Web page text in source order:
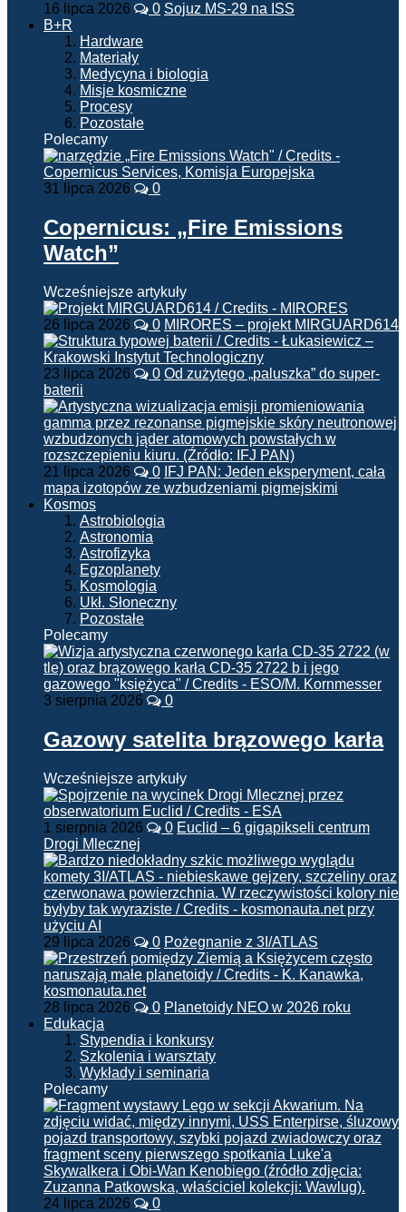
16 lipca 2026 0 Sojuz MS-29 na ISS
B+R
Hardware
Materiały
Medycyna i biologia
Misje kosmiczne
Procesy
Pozostałe
Polecamy
31 lipca 2026 0
Copernicus: „Fire Emissions
Watch”
Wcześniejsze artykuły
26 lipca 2026 0 MIRORES – projekt MIRGUARD614
23 lipca 2026 0 Od zużytego „paluszka” do super-
baterii
21 lipca 2026 0 IFJ PAN: Jeden eksperyment, cała
mapa izotopów ze wzbudzeniami pigmejskimi
Kosmos
Astrobiologia
Astronomia
Astrofizyka
Egzoplanety
Kosmologia
Ukł. Słoneczny
Pozostałe
Polecamy
3 sierpnia 2026 0
Gazowy satelita brązowego karła
Wcześniejsze artykuły
1 sierpnia 2026 0 Euclid – 6 gigapikseli centrum
Drogi Mlecznej
29 lipca 2026 0 Pożegnanie z 3I/ATLAS
28 lipca 2026 0 Planetoidy NEO w 2026 roku
Edukacja
Stypendia i konkursy
Szkolenia i warsztaty
Wykłady i seminaria
Polecamy
24 lipca 2026 0